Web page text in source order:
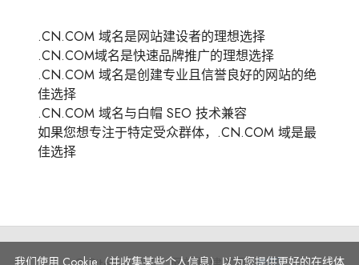
.CN.COM 域名是网站建设者的理想选择
.CN.COM域名是快速品牌推广的理想选择
.CN.COM 域名是创建专业且信誉良好的网站的绝
佳选择
.CN.COM 域名与白帽 SEO 技术兼容
如果您想专注于特定受众群体，.CN.COM 域是最
佳选择
我们使用 Cookie（并收集某些个人信息）以为您提供更好的在线体